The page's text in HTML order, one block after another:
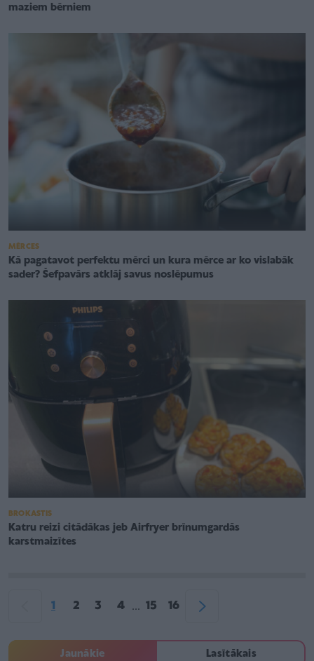
maziem bērniem
MĒRCES
Kā pagatavot perfektu mērci un kura mērce ar ko vislabāk
sader? Šefpavārs atklāj savus noslēpumus
BROKASTIS
Katru reizi citādākas jeb Airfryer brīnumgardās
karstmaizītes
1 2 3 4 ... 15 16
Jaunākie Lasītākais